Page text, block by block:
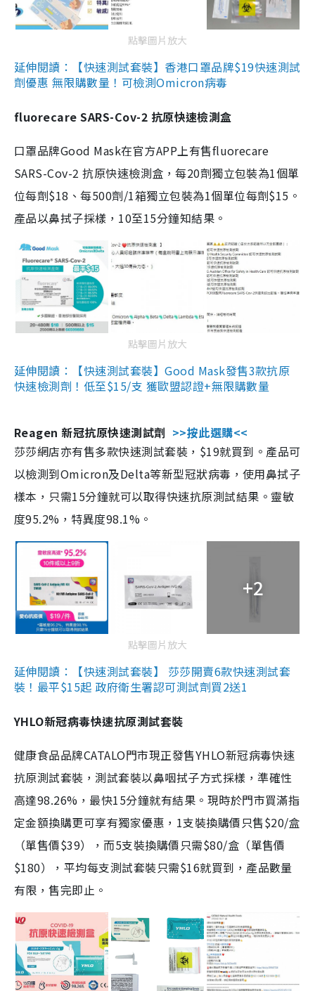
點擊圖片放大
延伸閱讀：【快速測試套裝】香港口罩品牌$19快速測試
劑優惠 無限購數量！可檢測Omicron病毒
fluorecare SARS-Cov-2 抗原快速檢測盒
口罩品牌Good Mask在官方APP上有售fluorecare
SARS-Cov-2 抗原快速檢測盒，每20劑獨立包裝為1個單
位每劑$18、每500劑/1箱獨立包裝為1個單位每劑$15。
產品以鼻拭子採樣，10至15分鐘知結果。
點擊圖片放大
延伸閱讀：【快速測試套裝】Good Mask發售3款抗原
快速檢測劑！低至$15/支 獲歐盟認證+無限購數量
Reagen 新冠抗原快速測試劑 >>按此選購<<
莎莎網店亦有售多款快速測試套裝，$19就買到。產品可
以檢測到Omicron及Delta等新型冠狀病毒，使用鼻拭子
樣本，只需15分鐘就可以取得快速抗原測試結果。靈敏
度95.2%，特異度98.1%。
+2
點擊圖片放大
延伸閱讀：【快速測試套裝】 莎莎開賣6款快速測試套
裝！最平$15起 政府衛生署認可測試劑買2送1
YHLO新冠病毒快速抗原測試套裝
健康食品品牌CATALO門市現正發售YHLO新冠病毒快速
抗原測試套裝，測試套裝以鼻咽拭子方式採樣，準確性
高達98.26%，最快15分鐘就有結果。現時於門市買滿指
定金額換購更可享有獨家優惠，1支裝換購價只售$20/盒
（單售價$39），而5支裝換購價只需$80/盒（單售價
$180），平均每支測試套裝只需$16就買到，產品數量
有限，售完即止。